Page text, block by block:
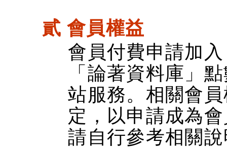
貳 會員權益
會員付費申請加
「論著資料庫」
站服務。相關會
定，以申請成為
請自行參考相關